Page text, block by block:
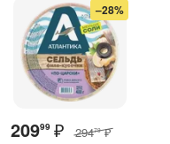
–28%
20999 ₽ 29479 ₽